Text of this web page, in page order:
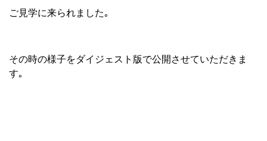
ご見学に来られました｡
その時の様子をダイジェスト版で公開させていただきま
す｡